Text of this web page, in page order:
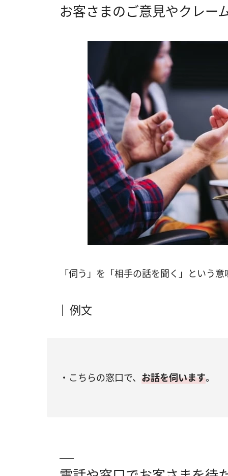
お客さまのご意見やクレー
「伺う」を「相手の話を聞く」という
例文
・こちらの窓口で、 お話を伺います。